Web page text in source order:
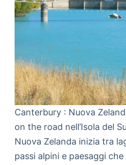
Canterbury : Nuova
on the road nell’Isola del
Nuova Zelanda inizia tra
passi alpini e paesaggi